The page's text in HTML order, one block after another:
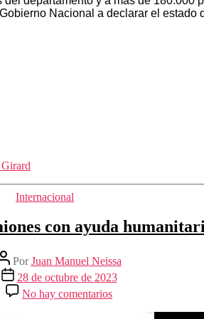
Nacional a declarar el estado
Categorías
Internacional
con ayuda
Autor
la
entrada
PorJuan Manuel Neissa
Fecha
de
la
28 de octubre de 2023
No hay comentarios
Israel